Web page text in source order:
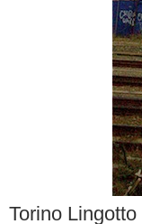
Torino Lingotto